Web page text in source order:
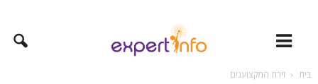
בית זירת המקצוענים